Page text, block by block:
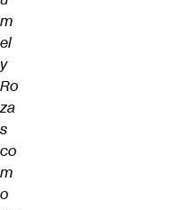
m
el
y
Ro
za
s
co
m
o